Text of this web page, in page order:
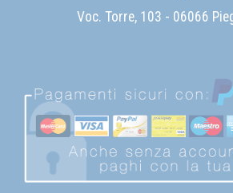
Voc. Torre, 103 - 06066